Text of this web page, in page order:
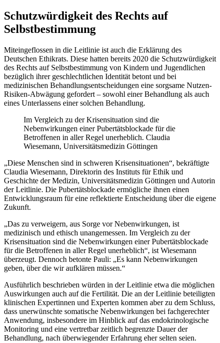
Sch­utzwürdigkeit des Rechts auf
Selbstbestimmung
Miteingeflossen in die Leitlinie ist auch die Erklärung des
Deutschen Ethikrats. Diese hatten bereits 2020 die Schutzwürdigkeit
des Rechts auf Selbstbestimmung von Kindern und Jugendlichen
bezüglich ihrer ge­schlecht­lichen Identität betont und bei
medizinischen Behandlungsentscheidungen eine sorgsame Nutzen-
Risiken-Abwägung gefordert – sowohl einer Behandlung als auch
eines Unterlassens einer solchen Behandlung.
Im Vergleich zu der Krisensituation sind die
Nebenwirkungen einer Pubertätsblockade für die
Betroffenen in aller Regel unerheblich. Claudia
Wiesemann, Universitätsmedizin Göttingen
„Diese Menschen sind in schweren Krisensituationen“, bekräftigte
Claudia Wiesemann, Direktorin des Instituts für Ethik und
Geschichte der Medizin, Universitätsmedizin Göttingen und Autorin
der Leitlinie. Die Pubertäts­blockade ermögliche ihnen einen
Entwicklungsraum für eine reflektierte Entscheidung über die eigene
Zu­kunft.
„Das zu verweigern, aus Sorge vor Nebenwirkungen, ist
medizinisch und ethisch unangemessen. Im Vergleich zu der
Krisensituation sind die Nebenwirkungen einer Pubertätsblockade
für die Betroffenen in aller Regel unerheblich“, ist Wiesemann
überzeugt. Dennoch betonte Pauli: „Es kann Nebenwirkungen
geben, über die wir aufklären müssen.“
Ausführlich beschrieben würden in der Leitlinie etwa die möglichen
Auswirkungen auch auf die Fertilität. Die an der Leitlinie beteiligten
klinischen Expertinnen und Experten kommen aber zu dem Schluss,
dass uner­wünschte somatische Nebenwirkungen bei fachgerechter
Anwendung, insbesondere im Hinblick auf das en­dokrinologische
Monitoring und eine vertretbar zeitlich begrenzte Dauer der
Behandlung, nach überwiegen­der Erfahrung eher selten seien.